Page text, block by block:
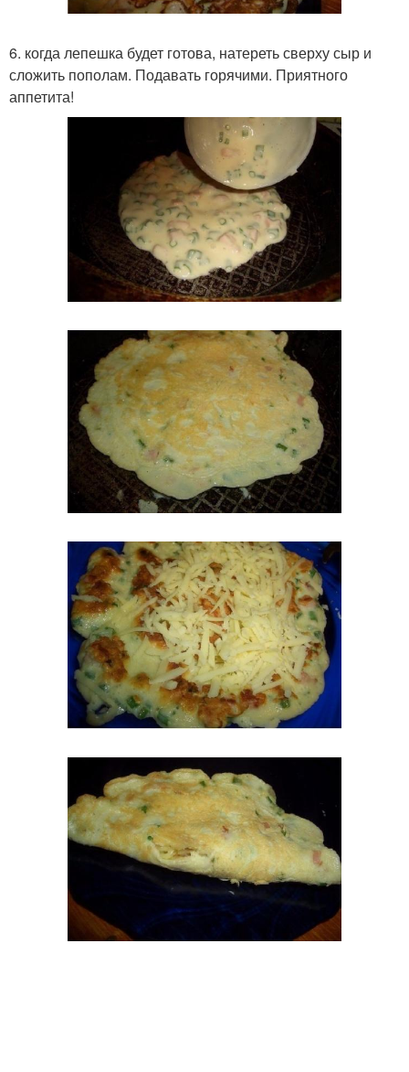
6. когда лепешка будет готова, натереть сверху сыр и
сложить пополам. Подавать горячими. Приятного
аппетита!